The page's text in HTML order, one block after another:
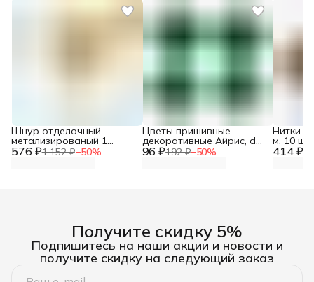
576 ₽1 152 ₽−50%
Шнур отделочный
метализированый 1
мм*50 м, Красная лента 96 ₽192 ₽−50%
Цветы пришивные
декоративные Айрис, d
1.1 см, 4 шт/упак 414 ₽
Нитки
м, 10
Получите скидку 5%
Подпишитесь на наши акции и новости и
получите скидку на следующий заказ